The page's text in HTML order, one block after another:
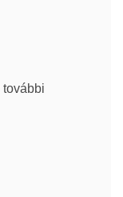
további